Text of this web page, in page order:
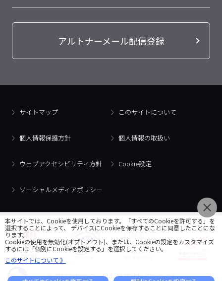
アルトナーメール配信登録
サイトマップ このサイトについて
個人情報保護方針 個人情報の取扱い
ウェブアクセシビリティ方針 Cookie設定
ソーシャルメディアポリシー
© 2018 Artner Co., Ltd. All Rights Reserved.
本サイトでは、Cookieを使用しております。「すべてのCookieを許可する」を
選択することによって、 デバイスにCookieを保存することに同意したことにな
ります。
Cookieの使用を無効化(オプトアウト)、または、Cookieの設定をカスタマイズ
するには「個別にCookieを設定する」を選択してください。
このサイトについて 》